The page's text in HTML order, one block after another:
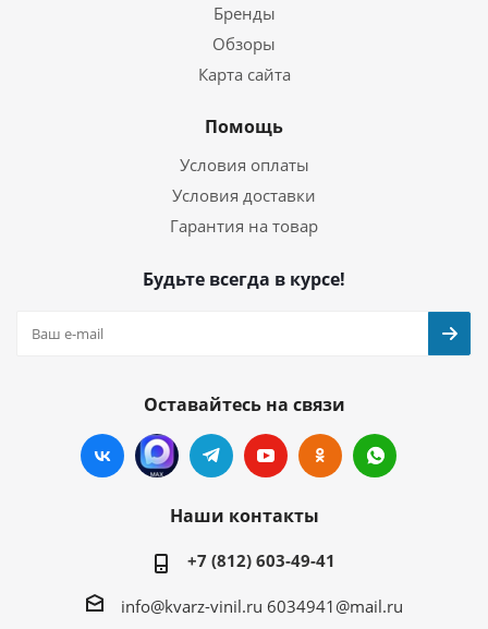
Бренды
Обзоры
Карта сайта
Помощь
Условия оплаты
Условия доставки
Гарантия на товар
Будьте всегда в курсе!
Оставайтесь на связи
Наши контакты
+7 (812) 603-49-41
info@kvarz-vinil.ru 6034941@mail.ru